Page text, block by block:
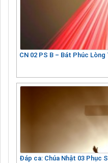
CN 02 PS B – Bát Phúc
Đáp ca: Chúa Nhật 03 Phục